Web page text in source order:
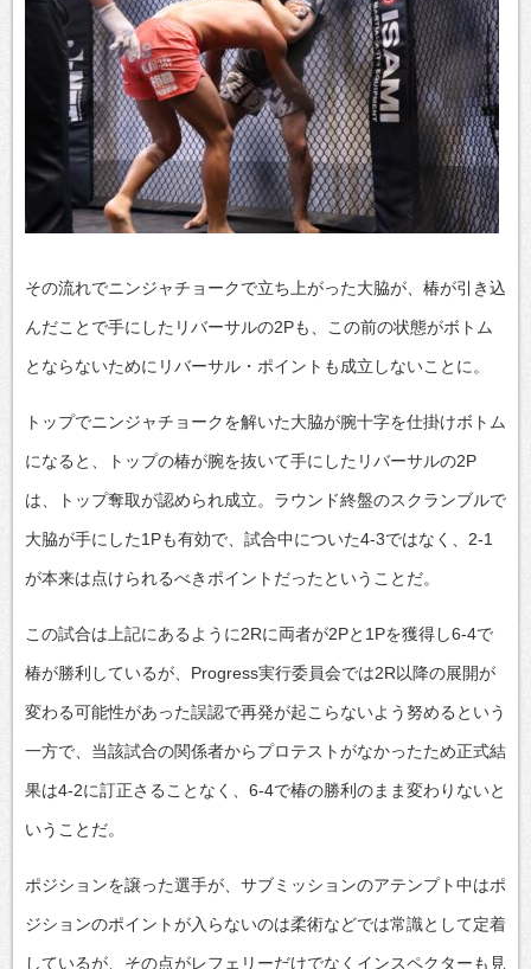
その流れでニンジャチョークで立ち上がった大脇が、椿が引き込
んだことで手にしたリバーサルの2Pも、この前の状態がボトム
とならないためにリバーサル・ポイントも成立しないことに。
トップでニンジャチョークを解いた大脇が腕十字を仕掛けボトム
になると、トップの椿が腕を抜いて手にしたリバーサルの2P
は、トップ奪取が認められ成立。ラウンド終盤のスクランブルで
大脇が手にした1Pも有効で、試合中についた4-3ではなく、2-1
が本来は点けられるべきポイントだったということだ。
この試合は上記にあるように2Rに両者が2Pと1Pを獲得し6-4で
椿が勝利しているが、Progress実行委員会では2R以降の展開が
変わる可能性があった誤認で再発が起こらないよう努めるという
一方で、当該試合の関係者からプロテストがなかったため正式結
果は4-2に訂正さることなく、6-4で椿の勝利のまま変わりないと
いうことだ。
ポジションを譲った選手が、サブミッションのアテンプト中はポ
ジションのポイントが入らないのは柔術などでは常識として定着
しているが、その点がレフェリーだけでなくインスペクターも見